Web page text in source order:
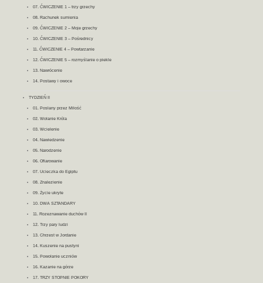
07. ĆWICZENIE 1 – trzy grzechy
08. Rachunek sumienia
09. ĆWICZENIE 2 – Moje grzechy
10. ĆWICZENIE 3 – Pośrednicy
11. ĆWICZENIE 4 – Powtarzanie
12. ĆWICZENIE 5 – rozmyślanie o piekle
13. Nawrócenie
14. Postawy i owoce
TYDZIEŃ II
01. Posłany przez Miłość
02. Wołanie Króla
03. Wcielenie
04. Nawiedzenie
05. Narodzenie
06. Ofiarowanie
07. Ucieczka do Egiptu
08. Znalezienie
09. Życie ukryte
10. DWA SZTANDARY
11. Rozeznawanie duchów II
12. Trzy pary ludzi
13. Chrzest w Jordanie
14. Kuszenie na pustyni
15. Powołanie uczniów
16. Kazanie na górze
17. TRZY STOPNIE POKORY